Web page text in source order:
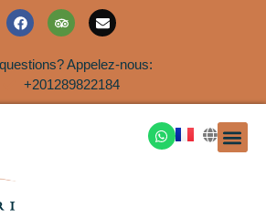
Appelez-nous:
+201289822184